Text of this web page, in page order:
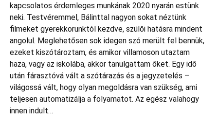
kapcsolatos érdemleges munkának 2020 nyarán estünk
neki. Testvéremmel, Bálinttal nagyon sokat néztünk
filmeket gyerekkorunktól kezdve, szülői hatásra mindent
angolul. Meglehetősen sok idegen szó merült fel bennük,
ezeket kiszótároztam, és amikor villamoson utaztam
haza, vagy az iskolába, akkor tanulgattam őket. Egy idő
után fárasztóvá vált a szótárazás és a jegyzetelés –
világossá vált, hogy olyan megoldásra van szükség, ami
teljesen automatizálja a folyamatot. Az egész valahogy
innen indult…